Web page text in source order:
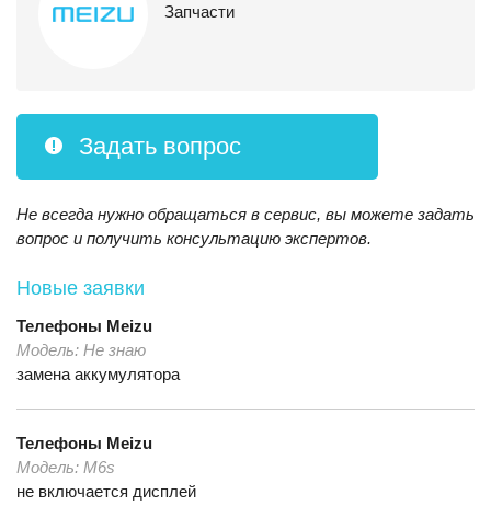
Запчасти
Задать вопрос
Не всегда нужно обращаться в сервис, вы можете задать
вопрос и получить консультацию экспертов.
Новые заявки
Телефоны Meizu
Модель: Не знаю
замена аккумулятора
Телефоны Meizu
Модель: M6s
не включается дисплей